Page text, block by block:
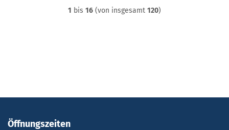
1 bis 16 (von insgesamt 120)
Öffnungszeiten